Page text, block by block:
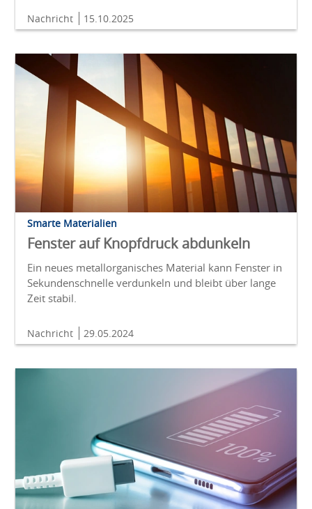
Nachricht 15.10.2025
Smarte Materialien
Fenster auf Knopfdruck abdunkeln
Ein neues metallorganisches Material kann Fenster in
Sekundenschnelle verdunkeln und bleibt über lange
Zeit stabil.
Nachricht 29.05.2024